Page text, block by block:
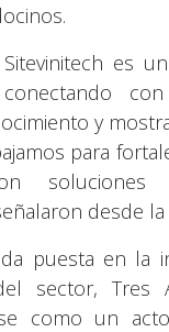
Sitevinitech es
y
para
soluciones
desde
puesta en la
sector, Tres
como un